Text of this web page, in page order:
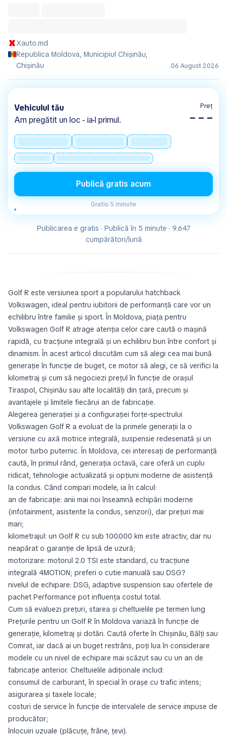
Xauto.md
Republica Moldova, Municipiul Chișinău,
Chișinău
06 August 2026
Vehiculul tău
Am pregătit un loc - ia-l primul.
Preț
– – –
Publică gratis acum
Gratis·5 minute
Publicarea e gratis · Publică în 5 minute · 9.647
cumpărători/lună
Golf R este versiunea sport a popularului hatchback
Volkswagen, ideal pentru iubitorii de performanţă care vor un
echilibru între familie şi sport. În Moldova, piaţa pentru
Volkswagen Golf R atrage atenția celor care caută o mașină
rapidă, cu tracțiune integrală și un echilibru bun între confort și
dinamism. În acest articol discutăm cum să alegi cea mai bună
generaţie în funcţie de buget, ce motor să alegi, ce să verifici la
kilometraj şi cum să negociezi prețul în funcţie de orașul
Tiraspol, Chișinău sau alte localități din țară, precum și
avantajele și limitele fiecărui an de fabricaţie.
Alegerea generației și a configurației forţe-spectrului
Volkswagen Golf R a evoluat de la primele generaţii la o
versiune cu axă motrice integrală, suspensie redesenată și un
motor turbo puternic. În Moldova, cei interesați de performanță
caută, în primul rând, generația octavă, care oferă un cuplu
ridicat, tehnologie actualizată și opțiuni moderne de asistență
la condus. Când compari modele, ia în calcul:
an de fabricaţie: anii mai noi înseamnă echipări moderne
(infotainment, asistente la condus, senzori), dar prețuri mai
mari;
kilometrajul: un Golf R cu sub 100.000 km este atractiv, dar nu
neapărat o garanţie de lipsă de uzură;
motorizare: motorul 2.0 TSI este standard, cu tracțiune
integrală 4MOTION; preferi o cutie manuală sau DSG?
nivelul de echipare: DSG, adaptive suspension sau ofertele de
pachet Performance pot influenţa costul total.
Cum să evaluezi prețuri, starea și cheltuielile pe termen lung
Prețurile pentru un Golf R în Moldova variază în funcție de
generaţie, kilometraj și dotări. Caută oferte în Chișinău, Bălți sau
Comrat, iar dacă ai un buget restrâns, poți lua în considerare
modele cu un nivel de echipare mai scăzut sau cu un an de
fabricație anterior. Cheltuielile adiționale includ:
consumul de carburant, în special în orașe cu trafic intens;
asigurarea și taxele locale;
costuri de service în funcție de intervalele de service impuse de
producător;
înlocuiri uzuale (plăcuțe, frâne, țevi).